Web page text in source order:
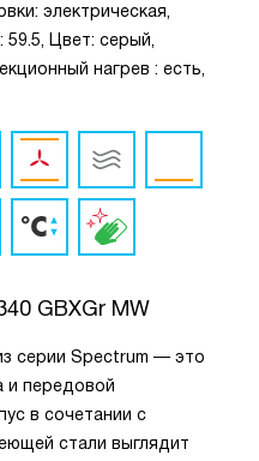
электрическая,
Цвет: серый,
нагрев : есть,
GBXGr MW
серии Spectrum — это
и передовой
в сочетании с
стали выглядит